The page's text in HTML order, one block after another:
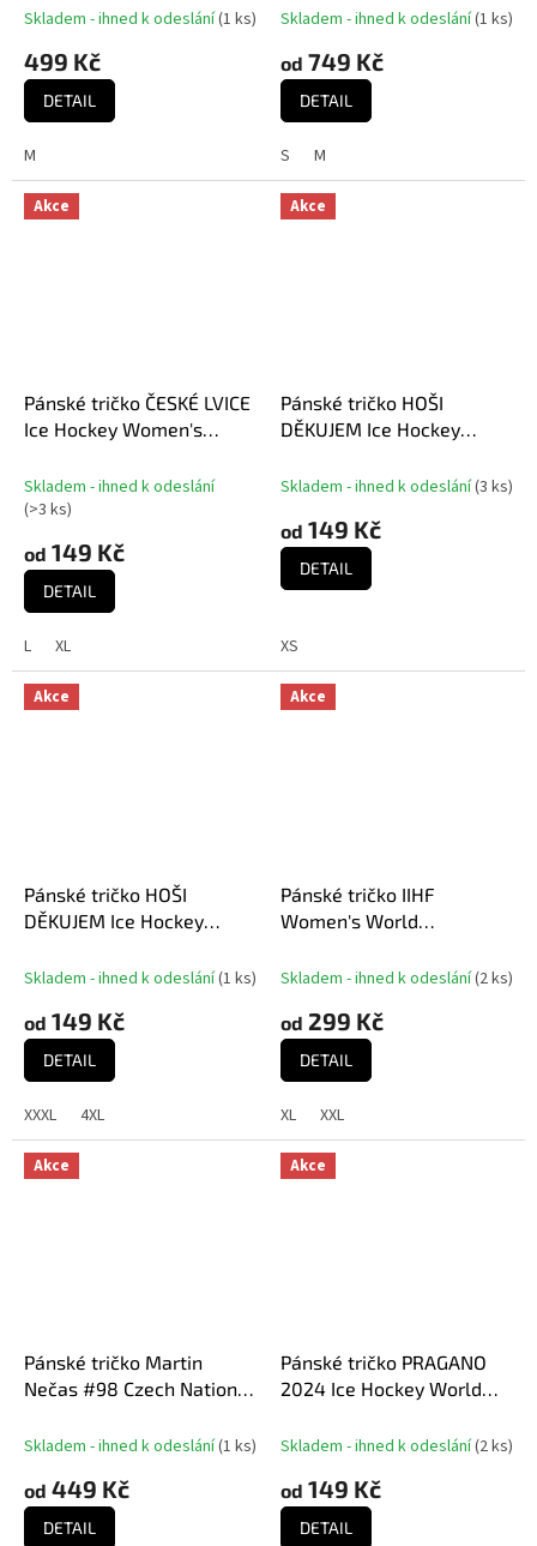
2025 Black
Skladem - ihned k odeslání(1 ks)
499 Kč
DETAIL
M
2025 Red
Skladem - ihned k odeslání(1 ks)
od 749 Kč
DETAIL
S M
Akce
Pánské tričko ČESKÉ LVICE
Ice Hockey Women's
Czechia MS 2025 White
Skladem - ihned k odeslání
(>3 ks)
od 149 Kč
DETAIL
L XL
Akce
Pánské tričko HOŠI
DĚKUJEM Ice Hockey
Czechia MS 2024 GOLD
Skladem - ihned k odeslání(3 ks)
od 149 Kč
DETAIL
XS
Akce
Pánské tričko HOŠI
DĚKUJEM Ice Hockey
Czechia MS 2024 White
Skladem - ihned k odeslání(1 ks)
od 149 Kč
DETAIL
XXXL 4XL
Akce
Pánské tričko IIHF
Women's World
2025 Navy
Skladem - ihned k odeslání(2 ks)
od 299 Kč
DETAIL
XL XXL
Akce
Pánské tričko Martin
Nečas #98 Czech National
Skladem - ihned k odeslání(1 ks)
od 449 Kč
DETAIL
Akce
Pánské tričko PRAGANO
2024 Ice Hockey World
2024 Black HOŠI DĚKUJEM
Skladem - ihned k odeslání(2 ks)
od 149 Kč
DETAIL